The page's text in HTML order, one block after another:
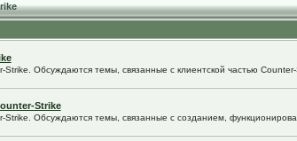
Strike. Обсуждаются темы, связанные с клиентской частью Counter-
Strike
Strike. Обсуждаются темы, связанные с созданием,